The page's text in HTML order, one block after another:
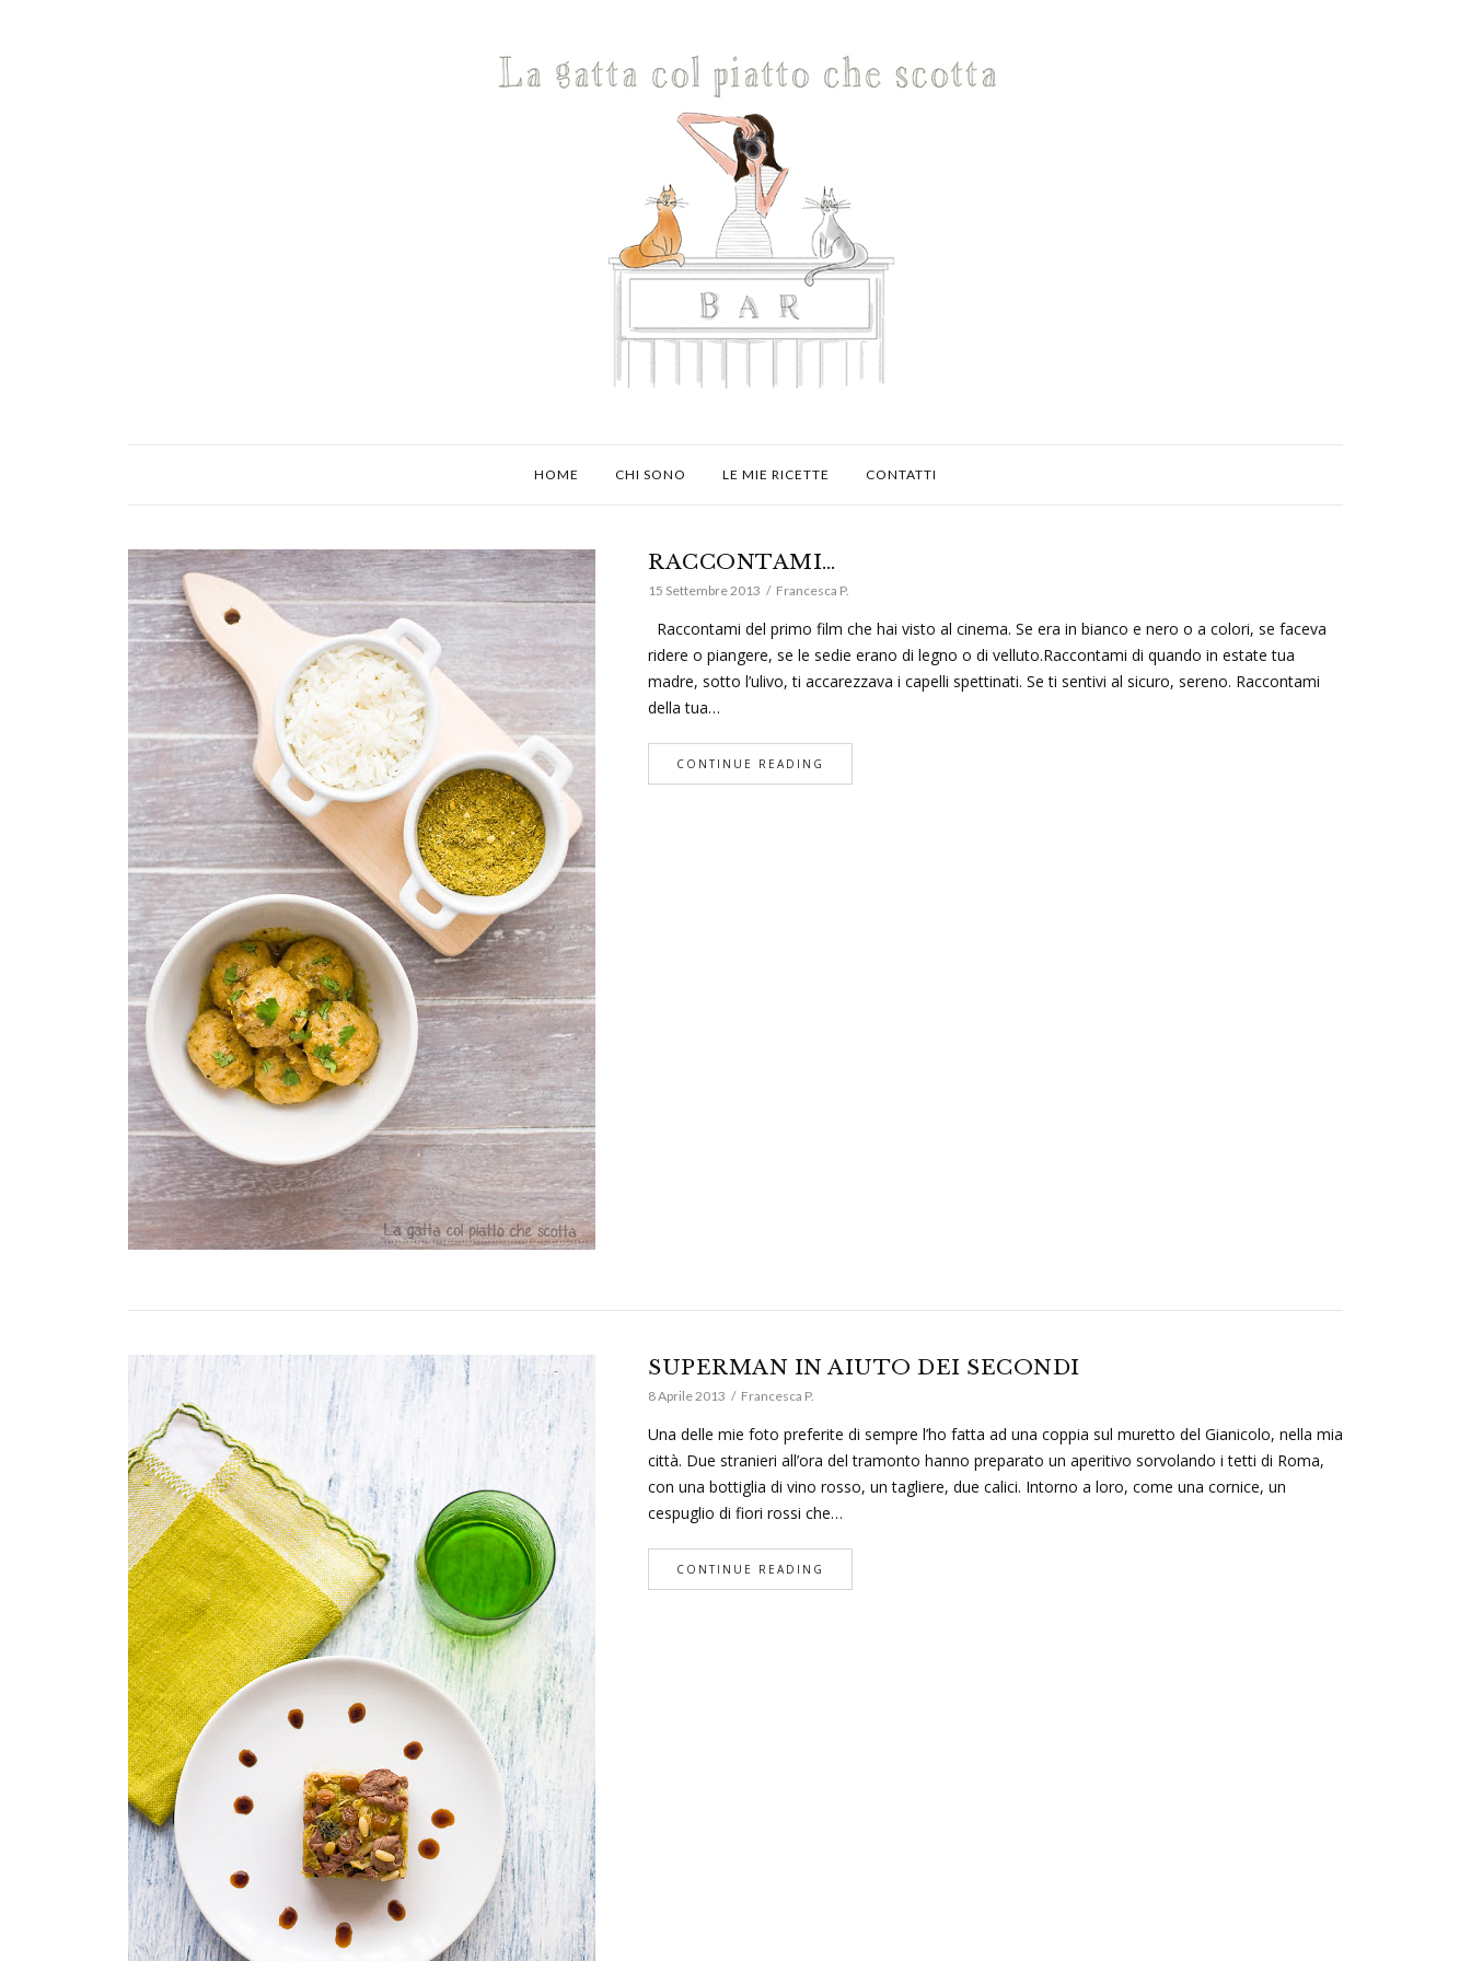
HOME CHI SONO LE MIE RICETTE CONTATTI
RACCONTAMI…
15 Settembre 2013 Francesca P.
Raccontami del primo film che hai visto al cinema. Se era in bianco e nero o a colori, se faceva
ridere o piangere, se le sedie erano di legno o di velluto.Raccontami di quando in estate tua
madre, sotto l’ulivo, ti accarezzava i capelli spettinati. Se ti sentivi al sicuro, sereno. Raccontami
della tua…
CONTINUE READING
SUPERMAN IN AIUTO DEI SECONDI
8 Aprile 2013 Francesca P.
Una delle mie foto preferite di sempre l’ho fatta ad una coppia sul muretto del Gianicolo, nella mia
città. Due stranieri all’ora del tramonto hanno preparato un aperitivo sorvolando i tetti di Roma,
con una bottiglia di vino rosso, un tagliere, due calici. Intorno a loro, come una cornice, un
cespuglio di fiori rossi che…
CONTINUE READING